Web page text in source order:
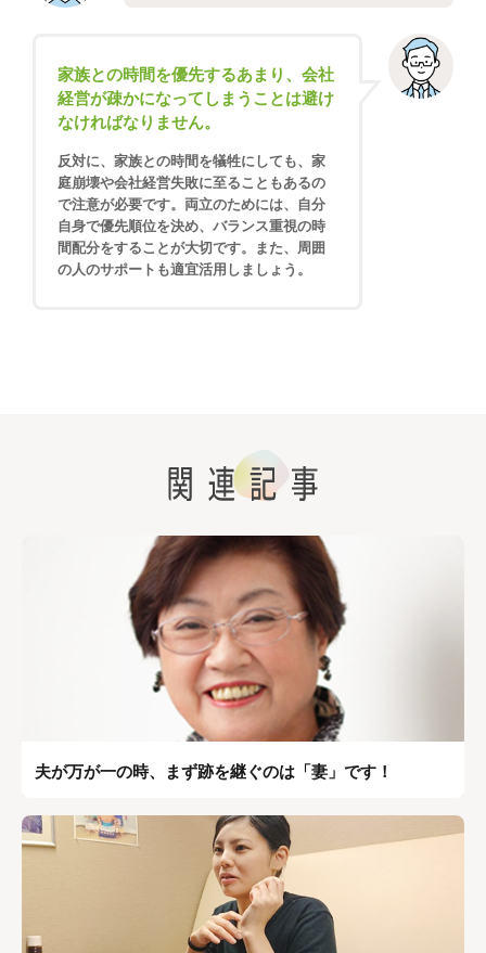
家族との時間を優先するあまり、会社
経営が疎かになってしまうことは避け
なければなりません。
反対に、家族との時間を犠牲にしても、家
庭崩壊や会社経営失敗に至ることもあるの
で注意が必要です。両立のためには、自分
自身で優先順位を決め、バランス重視の時
間配分をすることが大切です。また、周囲
の人のサポートも適宜活用しましょう。
夫が万が一の時、まず跡を継ぐのは「妻」です！